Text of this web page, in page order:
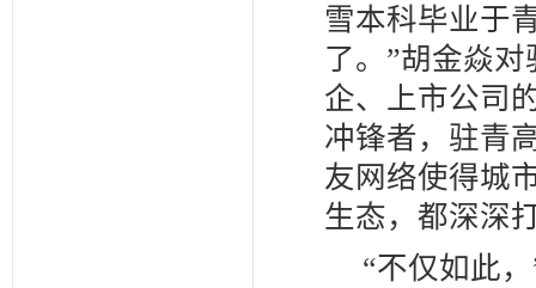
雪本科毕业于
了。”胡金焱
企、上市公司
冲锋者，驻青
友网络使得城
生态，都深深
“不仅如此